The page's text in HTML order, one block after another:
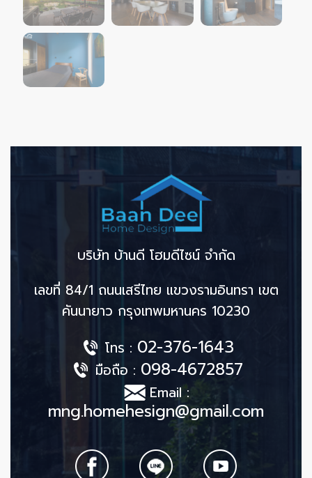
บริษัท บ้านดี โฮมดีไซน์ จำกัด
เลขที่ 84/1 ถนนเสรีไทย แขวงรามอินทรา เขต
คันนายาว กรุงเทพมหานคร 10230
โทร : 02-376-1643
มือถือ : 098-4672857
Email :
mng.homehesign@gmail.com